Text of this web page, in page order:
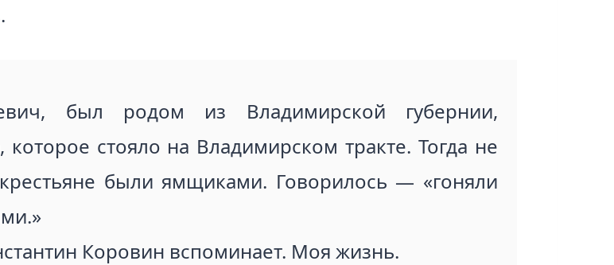
был родом из Владимирской губернии,
стояло на Владимирском тракте. Тогда не
были ямщиками. Говорилось — «гоняли
Коровин вспоминает. Моя жизнь.